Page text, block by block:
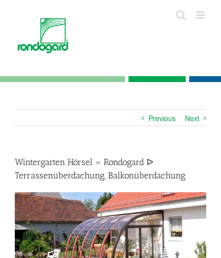
Previous Next
Wintergarten Hörsel » Rondogard ᐅ
Terrassenüberdachung, Balkonüberdachung